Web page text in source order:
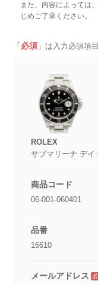
また、内容によっては
じめご了承ください。
「 必須 」は入力必須項
ROLEX
サブマリーナ デイ
商品コード
06-001-060401
品番
16610
メールアドレス